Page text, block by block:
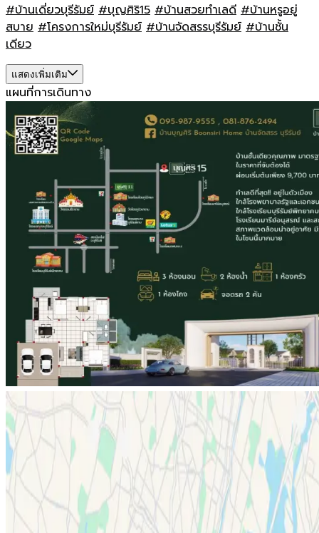
#บ้านเดี่ยวบุรีรัมย์ #บุญศิริ15 #บ้านสวยทำเลดี #บ้านหรูอยู่
สบาย #โครงการใหม่บุรีรัมย์ #บ้านจัดสรรบุรีรัมย์ #บ้านชั้น
เดียว
แสดงเพิ่มเติม
แผนที่การเดินทาง